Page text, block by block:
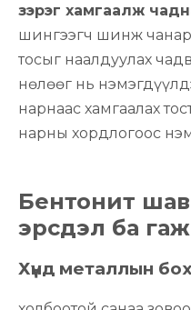
зэрэг хамгаалж
шингээгч шинж чанар
тосыг наалдуулах
нөлөөг нь
нарнаас хамгаалах
нарны хордлогоос
Бентонит
эрсдэл ба
Хүнд металлын